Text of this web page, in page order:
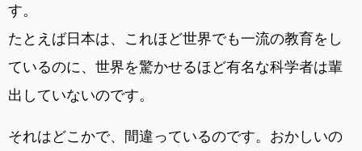
す。
たとえば日本は、これほど世界でも一流の教育をし
ているのに、世界を驚かせるほど有名な科学者は輩
出していないのです。
それはどこかで、間違っているのです。おかしいの